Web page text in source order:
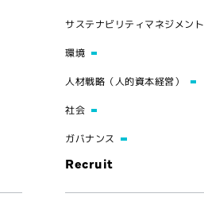
サステナビリティマネジメント
環境
人材戦略（人的資本経営）
社会
ガバナンス
Recruit